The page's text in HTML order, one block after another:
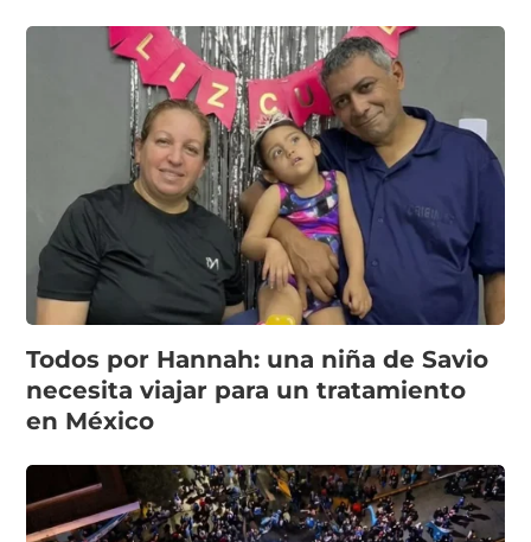
Todos por Hannah: una niña de Savio
necesita viajar para un tratamiento
en México